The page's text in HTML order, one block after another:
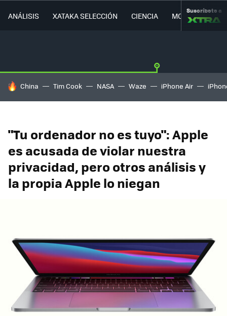
ANÁLISIS XATAKA SELECCIÓN CIENCIA MOVILIDAD
Suscríbete a
HOY SE HABLA DE
China Tim Cook NASA Waze iPhone Air
"Tu ordenador no es tuyo": Apple
es acusada de violar nuestra
privacidad, pero otros análisis y
la propia Apple lo niegan